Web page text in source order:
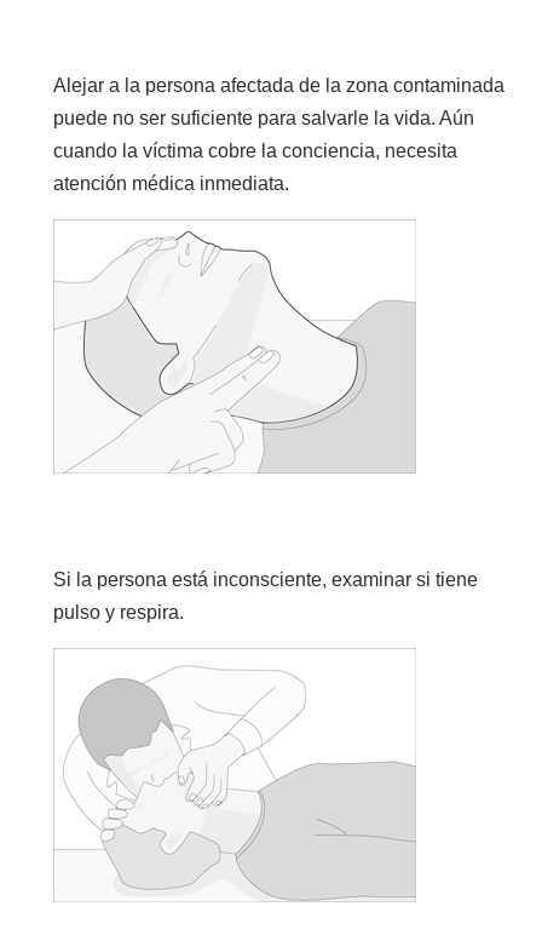
Alejar a la persona afectada de la zona contaminada
puede no ser suficiente para salvarle la vida. Aún
cuando la víctima cobre la conciencia, necesita
atención médica inmediata.
Si la persona está inconsciente, examinar si tiene
pulso y respira.